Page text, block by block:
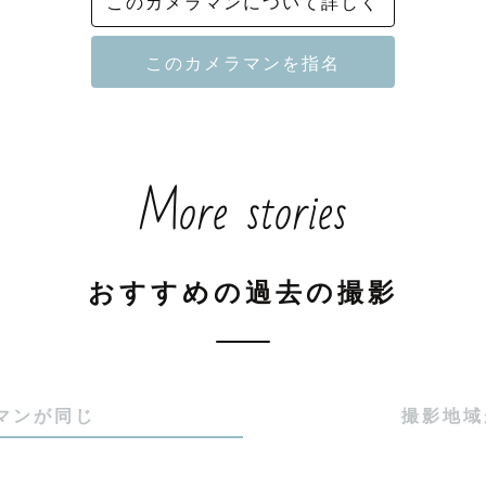
ら、日々シャッターを切っています。
通りに進まないこともあります。
アクシデントも一緒に楽しんでしまえば、
More stories
おすすめの過去の撮影
ンが同じ 撮影地